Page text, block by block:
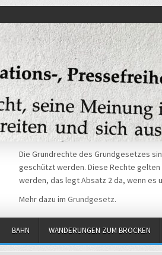
Die Grundrechte des Grundgesetzes
geschützt werden. Diese Rechte
werden, das legt Absatz 2 da, wenn es
Mehr dazu im Grundgesetz.
BAHN WANDERUNGEN ZUM BROCKEN